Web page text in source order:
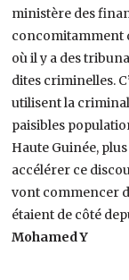
ministère des
concomitamment
où il y a des
dites criminelles.
utilisent la
paisibles
Haute Guinée,
accélérer ce
vont commencer
étaient de côté
Mohamed Y